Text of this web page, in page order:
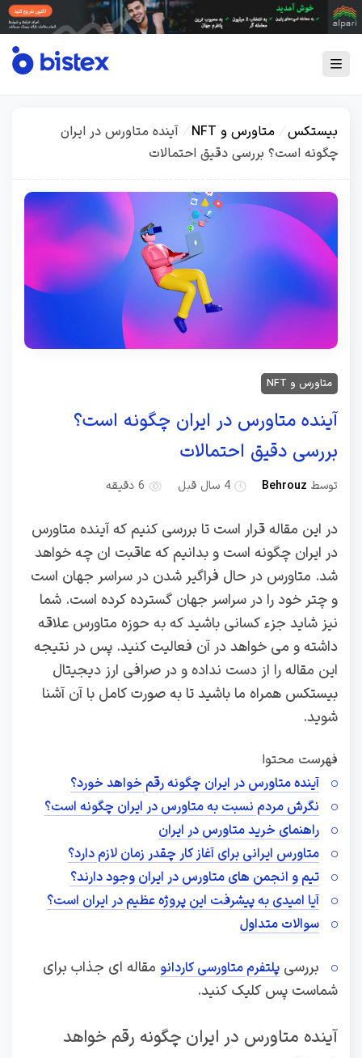
بیستکس متاورس و NFT
آینده متاورس در ایران
چگونه است؟ بررسی دقیق احتمالات
متاورس و NFT
آینده متاورس در ایران چگونه است؟
بررسی دقیق احتمالات
توسط Behrouz 4 سال قبل 6 دقیقه
در این مقاله قرار است تا بررسی کنیم که آینده متاورس
در ایران چگونه است و بدانیم که عاقبت ان چه خواهد
شد. متاورس در حال فراگیر شدن در سراسر جهان است
و چتر خود را در سراسر جهان گسترده کرده است. شما
نیز شاید جزء کسانی باشید که به حوزه متاورس علاقه
داشته و می خواهد در آن فعالیت کنید. پس در نتیجه
این مقاله را از دست نداده و در صرافی ارز دیجیتال
بیستکس همراه ما باشید تا به صورت کامل با آن آشنا
شوید.
فهرست محتوا
آینده متاورس در ایران چگونه رقم خواهد خورد؟
نگرش مردم نسبت به متاورس در ایران چگونه است؟
راهنمای خرید متاورس در ایران
متاورس ایرانی برای آغاز کار چقدر زمان لازم دارد؟
تیم و انجمن های متاورس در ایران وجود دارند؟
آیا امیدی به پیشرفت این پروژه عظیم در ایران است؟
سوالات متداول
بررسی پلتفرم متاورسی کاردانو مقاله ای جذاب برای
شماست پس کلیک کنید.
آینده متاورس در ایران چگونه رقم خواهد